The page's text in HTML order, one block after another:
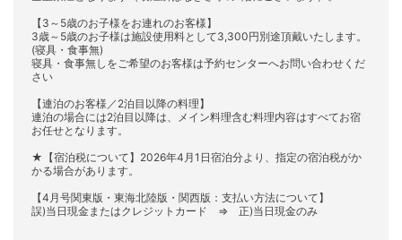
【3～5歳のお子様をお連れのお客様】
3歳～5歳のお子様は施設使用料として3,300円別途頂戴いたします。
(寝具・食事無)
寝具・食事無しをご希望のお客様は予約センターへお問い合わせくだ
さい
【連泊のお客様／2泊目以降の料理】
連泊の場合には2泊目以降は、メイン料理含む料理内容はすべてお宿
お任せとなります。
★【宿泊税について】2026年4月1日宿泊分より、指定の宿泊税がか
かる場合があります。
【4月号関東版・東海北陸版・関西版：支払い方法について】
誤)当日現金またはクレジットカード ⇒ 正)当日現金のみ